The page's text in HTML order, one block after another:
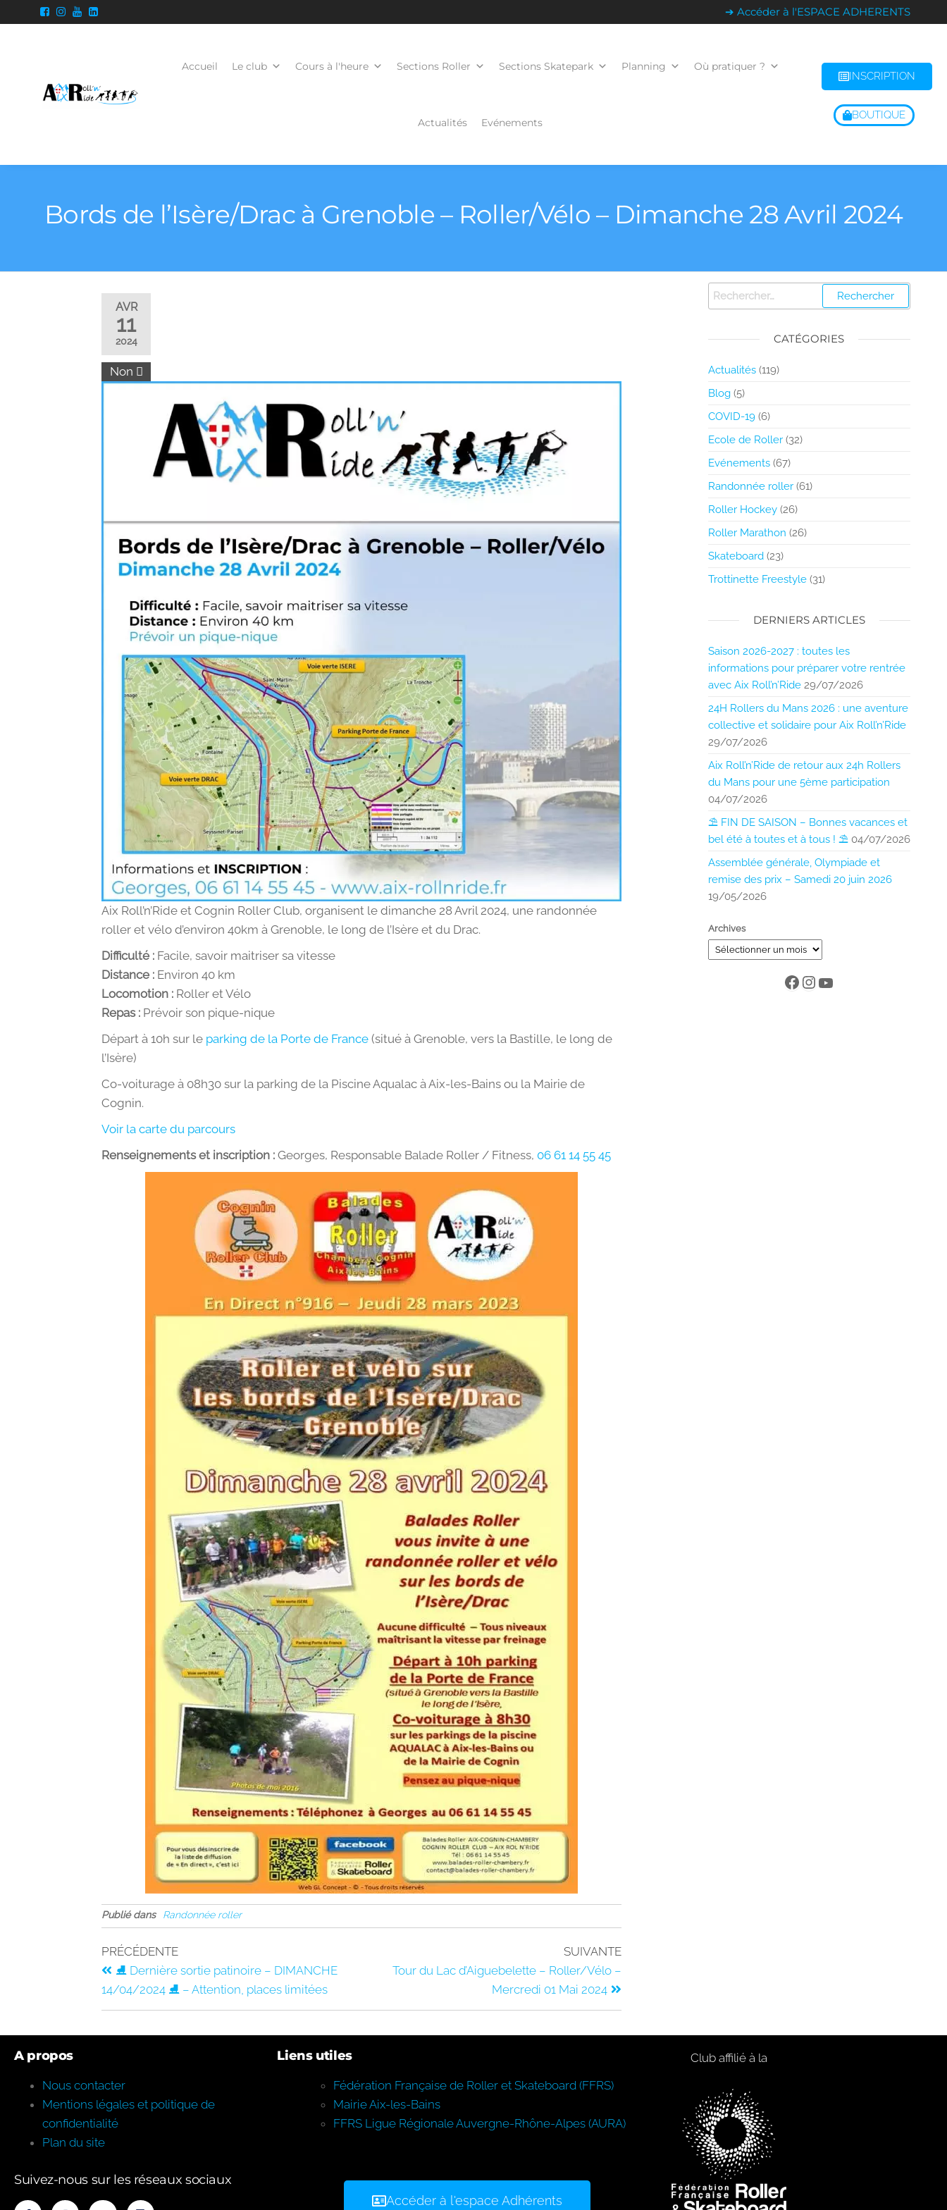
➔ Accéder à l'ESPACE ADHERENTS
Accueil Le club Cours à l'heure Sections Roller Sections Skatepark Planning Où pratiquer ?
Actualités Evénements
INSCRIPTION
BOUTIQUE
Bords de l’Isère/Drac à Grenoble – Roller/Vélo – Dimanche 28 Avril 2024
AVR
11
2024
Non
Aix Roll’n’Ride et Cognin Roller Club, organisent le dimanche 28 Avril 2024, une randonnée
roller et vélo d’environ 40km à Grenoble, le long de l’Isère et du Drac.
Difficulté : Facile, savoir maitriser sa vitesse
Distance : Environ 40 km
Locomotion : Roller et Vélo
Repas : Prévoir son pique-nique
Départ à 10h sur le parking de la Porte de France (situé à Grenoble, vers la Bastille, le long de
l’Isère)
Co-voiturage à 08h30 sur la parking de la Piscine Aqualac à Aix-les-Bains ou la Mairie de
Cognin.
Voir la carte du parcours
Renseignements et inscription :Georges, Responsable Balade Roller / Fitness, 06 61 14 55 45
Publié dans Randonnée roller
PRÉCÉDENTE
⛸️ Dernière sortie patinoire – DIMANCHE
14/04/2024 ⛸️ – Attention, places limitées
SUIVANTE
Tour du Lac d’Aiguebelette – Roller/Vélo –
Mercredi 01 Mai 2024
CATÉGORIES
Actualités(119)
Blog(5)
COVID-19(6)
Ecole de Roller(32)
Evénements(67)
Randonnée roller(61)
Roller Hockey(26)
Roller Marathon (26)
Skateboard(23)
Trottinette Freestyle(31)
DERNIERS ARTICLES
Saison 2026-2027 : toutes les
informations pour préparer votre rentrée
avec Aix Roll’n’Ride 29/07/2026
24H Rollers du Mans 2026 : une aventure
collective et solidaire pour Aix Roll’n’Ride
29/07/2026
Aix Roll’n’Ride de retour aux 24h Rollers
du Mans pour une 5ème participation
04/07/2026
⛱️ FIN DE SAISON – Bonnes vacances et
bel été à toutes et à tous ! ⛱️ 04/07/2026
Assemblée générale, Olympiade et
remise des prix – Samedi 20 juin 2026
19/05/2026
Archives
A propos
Nous contacter
Mentions légales et politique de
confidentialité
Plan du site
Suivez-nous sur les réseaux sociaux
Liens utiles
Fédération Française de Roller et Skateboard (FFRS)
Mairie Aix-les-Bains
FFRS Ligue Régionale Auvergne-Rhône-Alpes (AURA)
Accéder à l'espace Adhérents
Club affilié à la